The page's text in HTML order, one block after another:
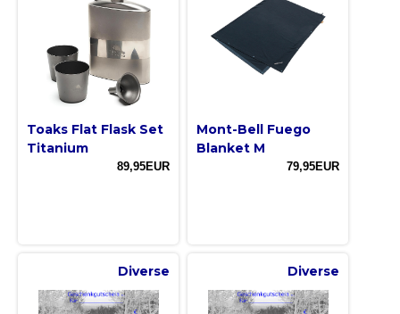
Toaks Flat Flask Set
Titanium
89,95EUR
Mont-Bell Fuego
Blanket M
79,95EUR
Diverse Diverse